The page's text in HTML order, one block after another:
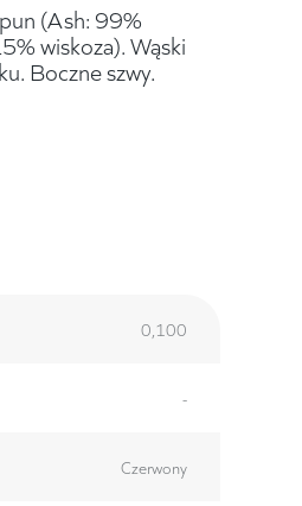
(Ash: 99%
wiskoza). Wąski
Boczne szwy.
0,100
-
Czerwony